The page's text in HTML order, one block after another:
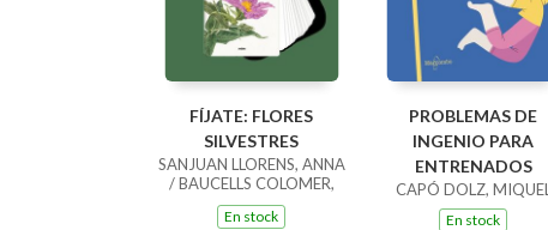
FÍJATE: FLORES
SILVESTRES
SANJUAN LLORENS, ANNA
/ BAUCELLS COLOMER,
RAMON
En stock
PROBLEMAS DE
INGENIO PARA
ENTRENADOS
CAPÓ DOLZ, MIQUEL
En stock